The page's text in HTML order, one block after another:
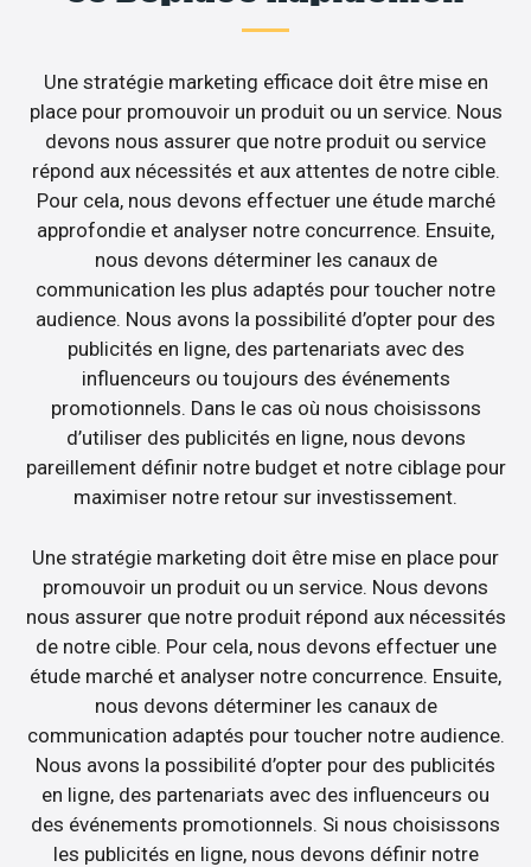
Une stratégie marketing efficace doit être mise en
place pour promouvoir un produit ou un service. Nous
devons nous assurer que notre produit ou service
répond aux nécessités et aux attentes de notre cible.
Pour cela, nous devons effectuer une étude marché
approfondie et analyser notre concurrence. Ensuite,
nous devons déterminer les canaux de
communication les plus adaptés pour toucher notre
audience. Nous avons la possibilité d’opter pour des
publicités en ligne, des partenariats avec des
influenceurs ou toujours des événements
promotionnels. Dans le cas où nous choisissons
d’utiliser des publicités en ligne, nous devons
pareillement définir notre budget et notre ciblage pour
maximiser notre retour sur investissement.
Une stratégie marketing doit être mise en place pour
promouvoir un produit ou un service. Nous devons
nous assurer que notre produit répond aux nécessités
de notre cible. Pour cela, nous devons effectuer une
étude marché et analyser notre concurrence. Ensuite,
nous devons déterminer les canaux de
communication adaptés pour toucher notre audience.
Nous avons la possibilité d’opter pour des publicités
en ligne, des partenariats avec des influenceurs ou
des événements promotionnels. Si nous choisissons
les publicités en ligne, nous devons définir notre